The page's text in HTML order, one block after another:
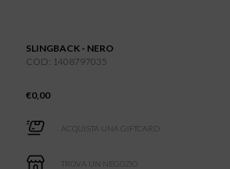
RESI E RIMBORSI
SLINGBACK - NERO
COD: 1408797035
€0,00
ACQUISTA UNA GIFTCARD
TROVA UN NEGOZIO